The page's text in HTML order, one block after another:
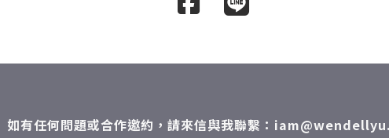
如有任何問題或合作邀約，請來信與我聯繫：